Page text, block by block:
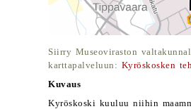
Siirry Museoviraston
karttapalveluun: Kyröskosken
Kuvaus
Kyröskoski kuuluu niihin